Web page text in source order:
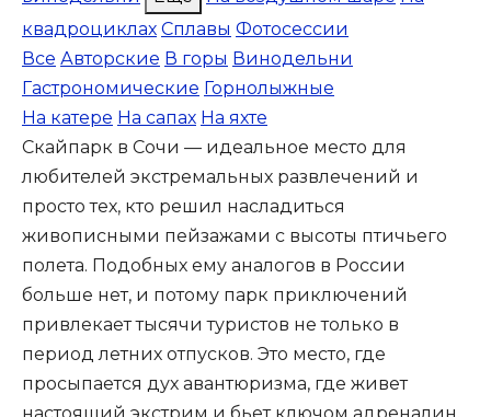
квадроциклах Сплавы Фотосессии
Все Авторские В горы Винодельни
Гастрономические Горнолыжные
На катере На сапах На яхте
Скайпарк в Сочи — идеальное место для
любителей экстремальных развлечений и
просто тех, кто решил насладиться
живописными пейзажами с высоты птичьего
полета. Подобных ему аналогов в России
больше нет, и потому парк приключений
привлекает тысячи туристов не только в
период летних отпусков. Это место, где
просыпается дух авантюризма, где живет